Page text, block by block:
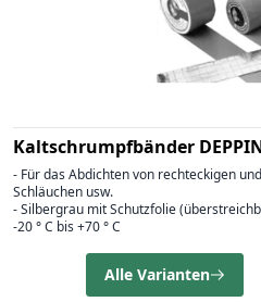
Kaltschrumpfbänder
- Für das Abdichten von rechteckigen
Schläuchen usw.
- Silbergrau mit Schutzfolie
-20 ° C bis +70 ° C
Alle Varianten